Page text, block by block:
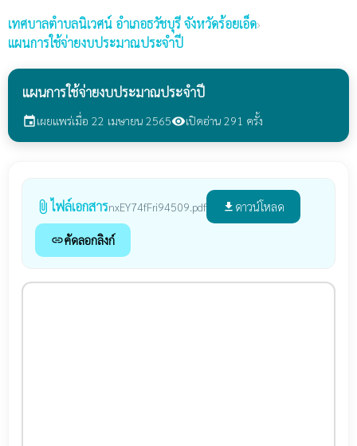
เทศบาลตำบลนิเวศน์ อำเภอธวัชบุรี จังหวัดร้อยเอ็ด›
แผนการใช้จ่ายงบประมาณประจำปี
แผนการใช้จ่ายงบประมาณประจำปี
eventเผยแพร่เมื่อ 22 เมษายน 2565visibilityเปิดอ่าน 291 ครั้ง
attach_file ไฟล์เอกสารnxEY74fFri94509.pdf file_download ดาวน์โหลด
linkคัดลอกลิงก์